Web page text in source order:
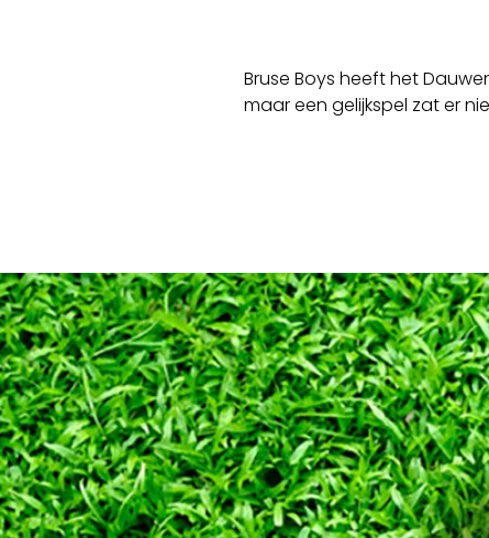
Bruse Boys heeft het
maar een gelijkspel zat er